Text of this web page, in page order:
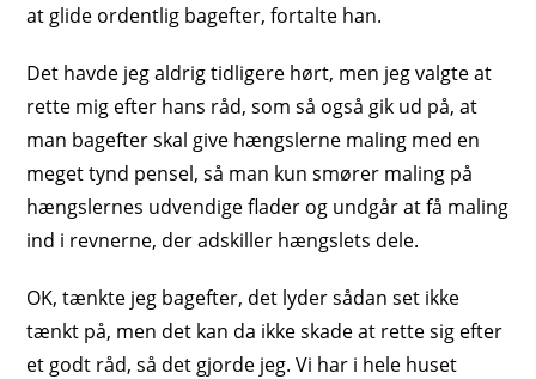
at glide ordentlig bagefter, fortalte han.
Det havde jeg aldrig tidligere hørt, men jeg valgte at
rette mig efter hans råd, som så også gik ud på, at
man bagefter skal give hængslerne maling med en
meget tynd pensel, så man kun smører maling på
hængslernes udvendige flader og undgår at få maling
ind i revnerne, der adskiller hængslets dele.
OK, tænkte jeg bagefter, det lyder sådan set ikke
tænkt på, men det kan da ikke skade at rette sig efter
et godt råd, så det gjorde jeg. Vi har i hele huset